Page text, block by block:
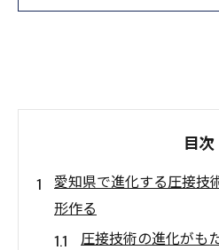
目次
愛知県で進化する圧接技
形作る
圧接技術の進化がも